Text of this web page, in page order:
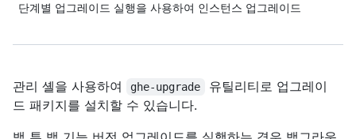
단계별 업그레이드 실행을 사용하여 인스턴스 업그레이드
관리 셸을 사용하여 ghe-upgrade
유틸리티로 업그레이
드 패키지를 설치할 수 있습니다.